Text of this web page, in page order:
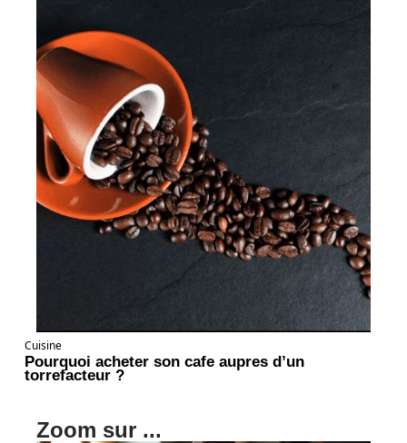
Cuisine
Pourquoi acheter son cafe aupres d’un
torrefacteur ?
Zoom sur ...